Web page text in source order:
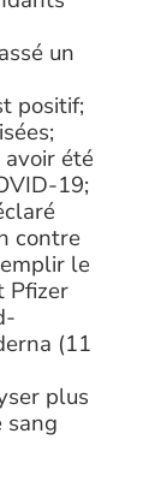
un
positif;
été
19;
contre
le
Pfizer
(11
plus
sang